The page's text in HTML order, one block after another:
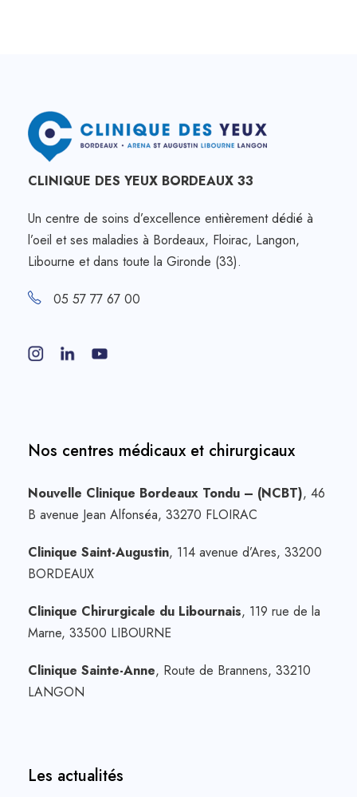
CLINIQUE DES YEUX BORDEAUX 33
Un centre de soins d’excellence entièrement dédié à
l’oeil et ses maladies à Bordeaux, Floirac, Langon,
Libourne et dans toute la Gironde (33).
05 57 77 67 00
Nos centres médicaux et chirurgicaux
Nouvelle Clinique Bordeaux Tondu – (NCBT), 46
B avenue Jean Alfonséa, 33270 FLOIRAC
Clinique Saint-Augustin, 114 avenue d’Ares, 33200
BORDEAUX
Clinique Chirurgicale du Libournais, 119 rue de la
Marne, 33500 LIBOURNE
Clinique Sainte-Anne, Route de Brannens, 33210
LANGON
Les actualités